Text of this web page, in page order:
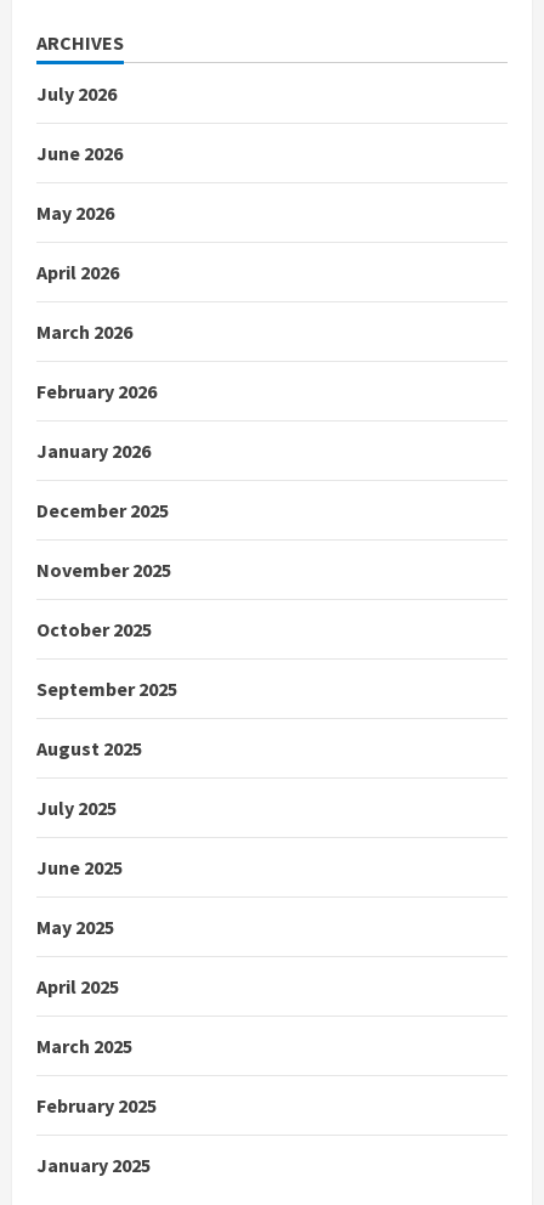
ARCHIVES
July 2026
June 2026
May 2026
April 2026
March 2026
February 2026
January 2026
December 2025
November 2025
October 2025
September 2025
August 2025
July 2025
June 2025
May 2025
April 2025
March 2025
February 2025
January 2025